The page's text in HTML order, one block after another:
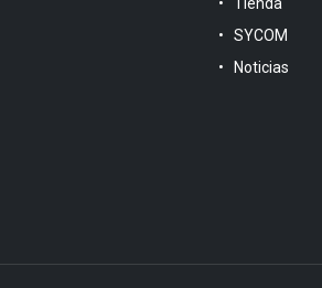
SYCOM
Noticias